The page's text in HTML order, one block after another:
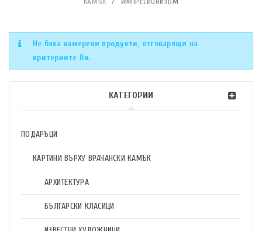
КАТЕГОРИИ
ПОДАРЪЦИ
КАРТИНИ ВЪРХУ ВРАЧАНСКИ КАМЪК
АРХИТЕКТУРА
БЪЛГАРСКИ КЛАСИЦИ
Не бяха намерени продукти, отговарящи на
критериите Ви.